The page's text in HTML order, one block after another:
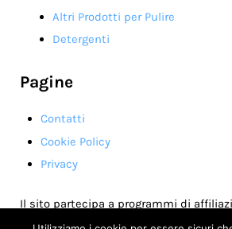
Altri Prodotti per Pulire
Detergenti
Pagine
Contatti
Cookie Policy
Privacy
Il sito partecipa a programmi di